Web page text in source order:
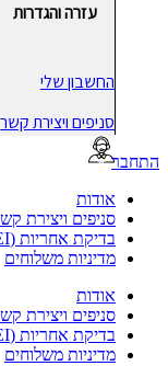
עזרה והגדרות
החשבון שלי
סניפים ויצירת קשר
אודות
סניפים ויצירת קשר
בדיקת אחריות (IMEI)
מדיניות משלוחים
אודות
סניפים ויצירת קשר
בדיקת אחריות (IMEI)
מדיניות משלוחים